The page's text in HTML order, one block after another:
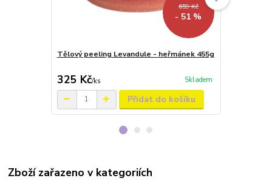
659 Kč
- 51 %
Tělový peeling Levandule - heřmánek 455g
325 Kč/ks Skladem
Přidat do košíku
Zboží zařazeno v kategoriích